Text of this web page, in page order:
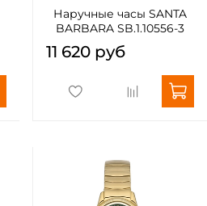
Наручные часы SANTA
BARBARA SB.1.10556-3
11 620 руб